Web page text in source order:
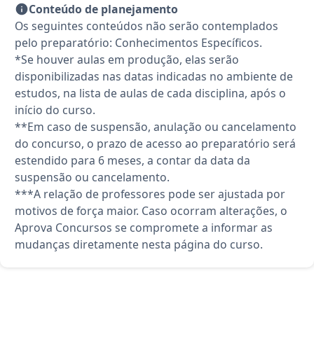
Conteúdo de planejamento
Os seguintes conteúdos não serão contemplados
pelo preparatório: Conhecimentos Específicos.
*Se houver aulas em produção, elas serão
disponibilizadas nas datas indicadas no ambiente de
estudos, na lista de aulas de cada disciplina, após o
início do curso.
**Em caso de suspensão, anulação ou cancelamento
do concurso, o prazo de acesso ao preparatório será
estendido para 6 meses, a contar da data da
suspensão ou cancelamento.
***A relação de professores pode ser ajustada por
motivos de força maior. Caso ocorram alterações, o
Aprova Concursos se compromete a informar as
mudanças diretamente nesta página do curso.